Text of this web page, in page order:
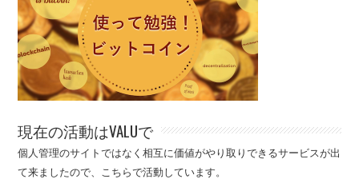
現在の活動はVALUで
個人管理のサイトではなく相互に価値がやり取りできるサービスが出
て来ましたので、こちらで活動しています。